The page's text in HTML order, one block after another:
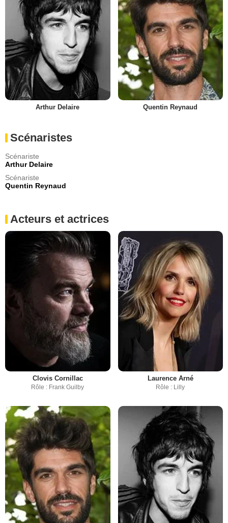
Arthur Delaire Quentin Reynaud
Scénaristes
Scénariste
Arthur Delaire
Scénariste
Quentin Reynaud
Acteurs et actrices
Clovis Cornillac
Rôle : Frank Guilby
Laurence Arné
Rôle : Lilly